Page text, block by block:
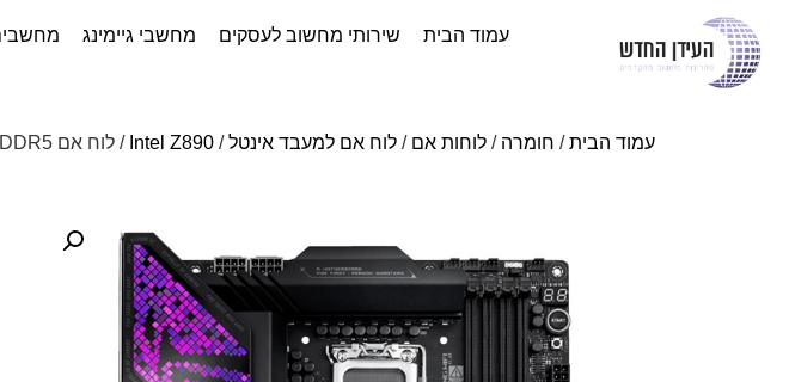
עמוד הבית שירותי מחשוב לעסקים מחשבי גיימינג
עמוד הבית/ חומרה / לוחות אם / לוח אם למעבד אינטל/
Intel Z890 / לוח אם ASUS ROG STRIX Z890-E GAMING WIFI Intel LGA1851 DDR5